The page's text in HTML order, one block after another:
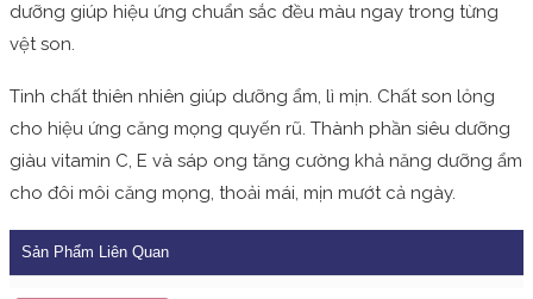
dưỡng giúp hiệu ứng chuẩn sắc đều màu ngay trong từng
vệt son.
Tinh chất thiên nhiên giúp dưỡng ẩm, lì mịn. Chất son lỏng
cho hiệu ứng căng mọng quyến rũ. Thành phần siêu dưỡng
giàu vitamin C, E và sáp ong tăng cường khả năng dưỡng ẩm
cho đôi môi căng mọng, thoải mái, mịn mướt cả ngày.
Sản Phẩm Liên Quan